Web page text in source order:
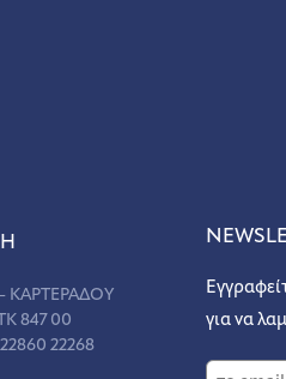
ΚΑΡΤΕΡΑΔΟΥ
847 00
22268
για να